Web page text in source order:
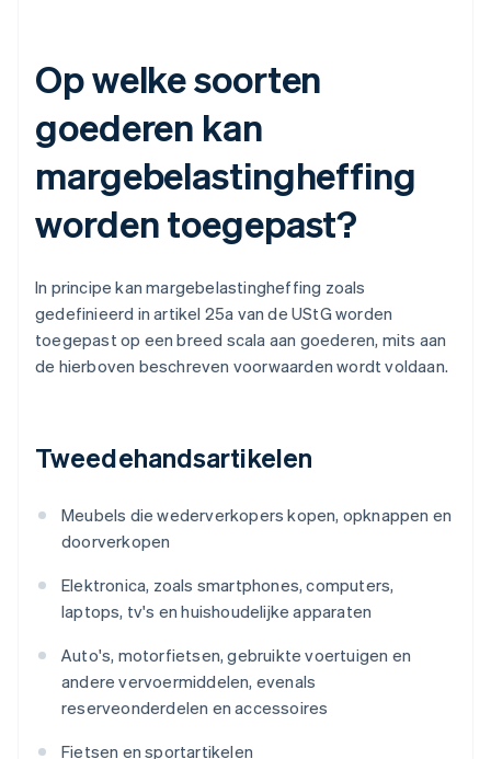
Op welke soorten
goederen kan
margebelastingheffing
worden toegepast?
In principe kan margebelastingheffing zoals
gedefinieerd in artikel 25a van de UStG worden
toegepast op een breed scala aan goederen, mits aan
de hierboven beschreven voorwaarden wordt voldaan.
Tweedehandsartikelen
Meubels die wederverkopers kopen, opknappen en
doorverkopen
Elektronica, zoals smartphones, computers,
laptops, tv's en huishoudelijke apparaten
Auto's, motorfietsen, gebruikte voertuigen en
andere vervoermiddelen, evenals
reserveonderdelen en accessoires
Fietsen en sportartikelen